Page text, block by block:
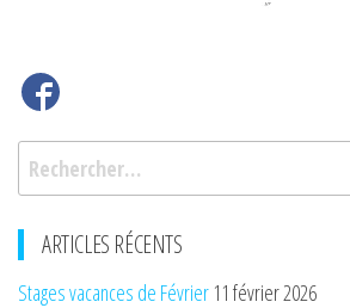
Rechercher :
ARTICLES RÉCENTS
Stages vacances de Février 11 février 2026